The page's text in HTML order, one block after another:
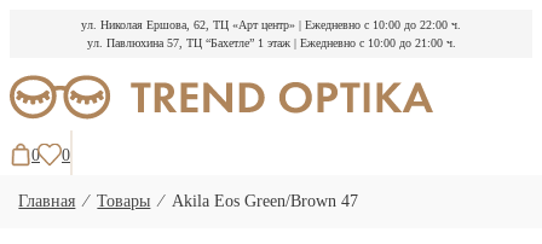
ул. Николая Ершова, 62, ТЦ «Арт центр» | Ежедневно с 10:00 до 22:00 ч.
ул. Павлюхина 57, ТЦ “Бахетле” 1 этаж | Ежедневно с 10:00 до 21:00 ч.
к
содержимому
0 0
Главная ⁄Товары ⁄Akila Eos Green/Brown 47